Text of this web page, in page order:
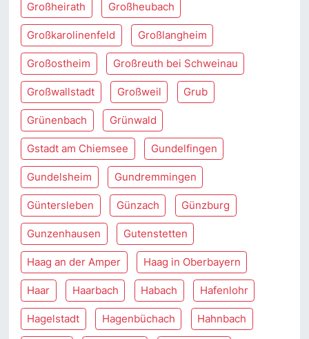
Großheirath Großheubach
Großkarolinenfeld Großlangheim
Großostheim Großreuth bei Schweinau
Großwallstadt Großweil Grub
Grünenbach Grünwald
Gstadt am Chiemsee Gundelfingen
Gundelsheim Gundremmingen
Güntersleben Günzach Günzburg
Gunzenhausen Gutenstetten
Haag an der Amper Haag in Oberbayern
Haar Haarbach Habach Hafenlohr
Hagelstadt Hagenbüchach Hahnbach